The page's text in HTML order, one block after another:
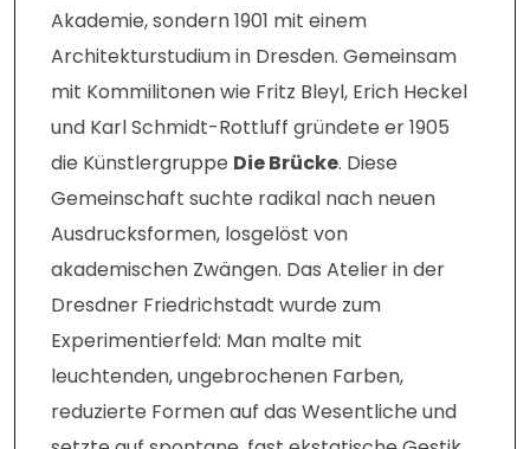
Akademie, sondern 1901 mit einem
Architekturstudium in Dresden. Gemeinsam
mit Kommilitonen wie Fritz Bleyl, Erich Heckel
und Karl Schmidt-Rottluff gründete er 1905
die Künstlergruppe Die Brücke. Diese
Gemeinschaft suchte radikal nach neuen
Ausdrucksformen, losgelöst von
akademischen Zwängen. Das Atelier in der
Dresdner Friedrichstadt wurde zum
Experimentierfeld: Man malte mit
leuchtenden, ungebrochenen Farben,
reduzierte Formen auf das Wesentliche und